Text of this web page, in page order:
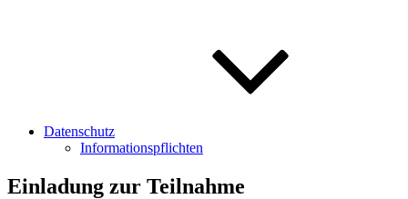
Datenschutz
Informationspflichten
Einladung zur Teilnahme